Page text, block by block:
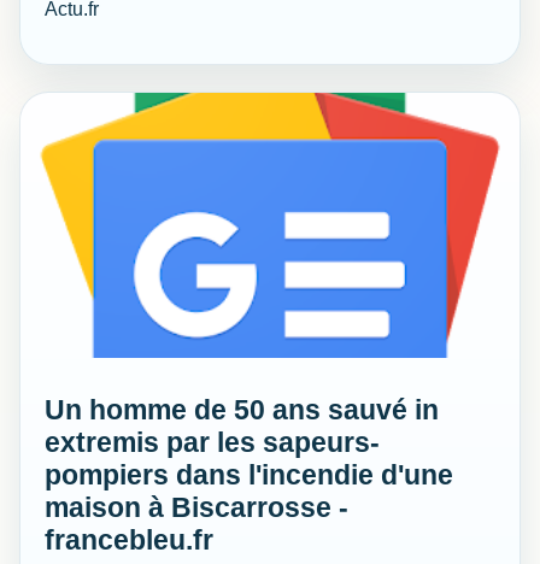
Actu.fr
Un homme de 50 ans sauvé in
extremis par les sapeurs-
pompiers dans l'incendie d'une
maison à Biscarrosse -
francebleu.fr